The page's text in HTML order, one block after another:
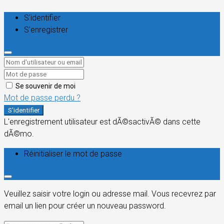
S'identifier
S'enregistrer
Se souvenir de moi
Mot de passe perdu ?
S'identifier
L'enregistrement utilisateur est dÃ©sactivÃ© dans cette
dÃ©mo.
Réinitialiser le mot de passe
Veuillez saisir votre login ou adresse mail. Vous recevrez par
email un lien pour créer un nouveau password.